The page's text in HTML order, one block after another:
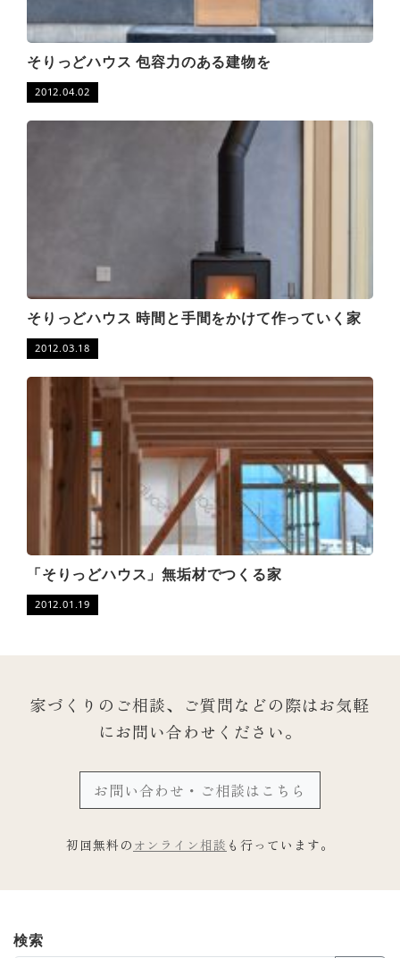
そりっどハウス 包容力のある建物を
2012.04.02
そりっどハウス 時間と手間をかけて作っていく家
2012.03.18
「そりっどハウス」無垢材でつくる家
2012.01.19
家づくりのご相談、ご質問などの際はお気軽
にお問い合わせください。
お問い合わせ・ご相談はこちら
初回無料の オンライン相談 も行っています。
検索